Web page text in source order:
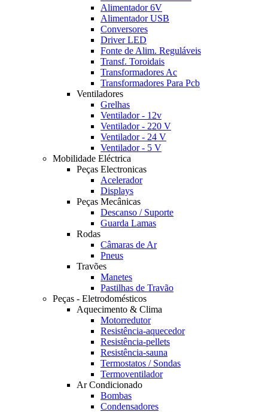
Alimentador 6V
Alimentador USB
Conversores
Driver LED
Fonte de Alim. Reguláveis
Transf. Toroidais
Transformadores Ac
Transformadores Para Pcb
Ventiladores
Grelhas
Ventilador - 12v
Ventilador - 220 V
Ventilador - 24 V
Ventilador - 5 V
Mobilidade Eléctrica
Peças Electronicas
Acelerador
Displays
Peças Mecânicas
Descanso / Suporte
Guarda Lamas
Rodas
Câmaras de Ar
Pneus
Travões
Manetes
Pastilhas de Travão
Peças - Eletrodomésticos
Aquecimento & Clima
Motorredutor
Resistência-aquecedor
Resistência-pellets
Resistência-sauna
Termostatos / Sondas
Termoventilador
Ar Condicionado
Bombas
Condensadores